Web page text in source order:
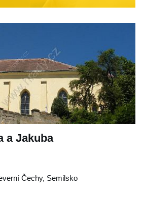
a Jakuba
Čechy, Semilsko